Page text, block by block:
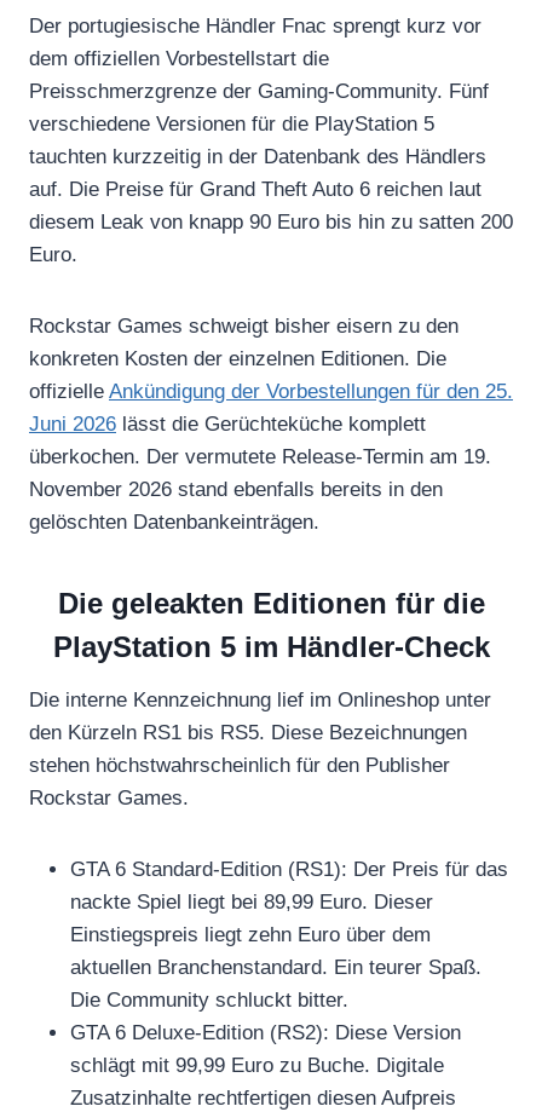
Der portugiesische Händler Fnac sprengt kurz vor
dem offiziellen Vorbestellstart die
Preisschmerzgrenze der Gaming-Community. Fünf
verschiedene Versionen für die PlayStation 5
tauchten kurzzeitig in der Datenbank des Händlers
auf. Die Preise für Grand Theft Auto 6 reichen laut
diesem Leak von knapp 90 Euro bis hin zu satten 200
Euro.
Rockstar Games schweigt bisher eisern zu den
konkreten Kosten der einzelnen Editionen. Die
offizielle Ankündigung der Vorbestellungen für den 25.
Juni 2026 lässt die Gerüchteküche komplett
überkochen. Der vermutete Release-Termin am 19.
November 2026 stand ebenfalls bereits in den
gelöschten Datenbankeinträgen.
Die geleakten Editionen für die
PlayStation 5 im Händler-Check
Die interne Kennzeichnung lief im Onlineshop unter
den Kürzeln RS1 bis RS5. Diese Bezeichnungen
stehen höchstwahrscheinlich für den Publisher
Rockstar Games.
GTA 6 Standard-Edition (RS1): Der Preis für das
nackte Spiel liegt bei 89,99 Euro. Dieser
Einstiegspreis liegt zehn Euro über dem
aktuellen Branchenstandard. Ein teurer Spaß.
Die Community schluckt bitter.
GTA 6 Deluxe-Edition (RS2): Diese Version
schlägt mit 99,99 Euro zu Buche. Digitale
Zusatzinhalte rechtfertigen diesen Aufpreis